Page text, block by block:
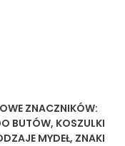
ZNACZNIKÓW:
BUTÓW, KOSZULKI
MYDEŁ, ZNAKI